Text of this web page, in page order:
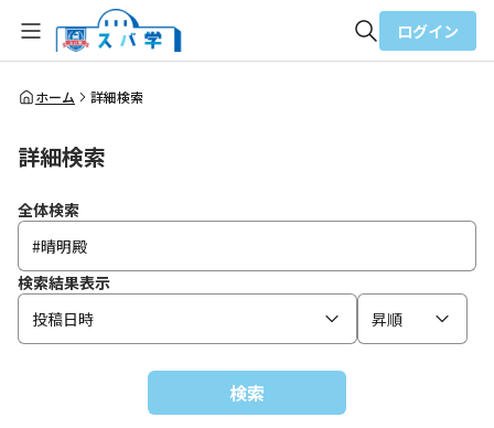
全体検索
ログイン
ホーム 詳細検索
詳細検索
全体検索
検索結果表示
投稿日時
昇順
検索